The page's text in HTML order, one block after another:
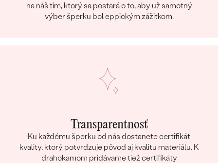
na náš tím, ktorý sa postará o to, aby už samotný
výber šperku bol eppickým zážitkom.
Transparentnosť
Ku každému šperku od nás dostanete certifikát
kvality, ktorý potvrdzuje pôvod aj kvalitu materiálu. K
drahokamom pridávame tiež certifikáty